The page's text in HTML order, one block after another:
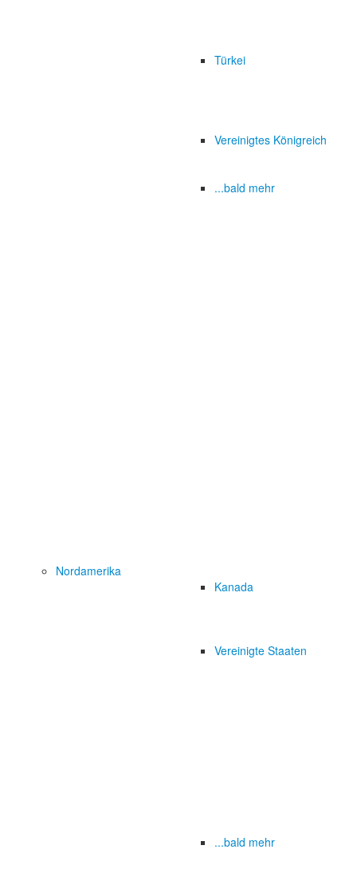
Türkei
Vereinigtes Königreich
...bald mehr
Nordamerika
Kanada
Vereinigte Staaten
...bald mehr